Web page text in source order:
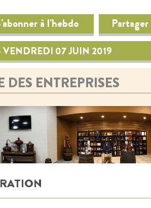
à l'hebdo Partager
07 JUIN 2019
DES ENTREPRISES